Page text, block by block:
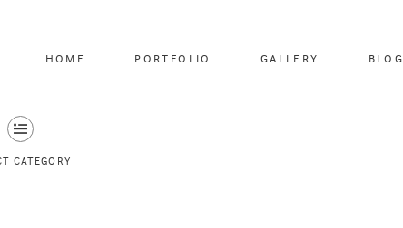
HOME PORTFOLIO GALLERY BLOG
CATEGORY